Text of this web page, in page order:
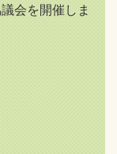
会を開催しま